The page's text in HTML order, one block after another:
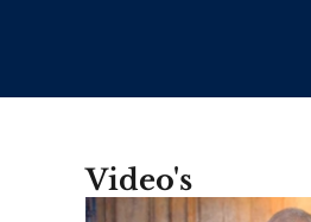
Video's